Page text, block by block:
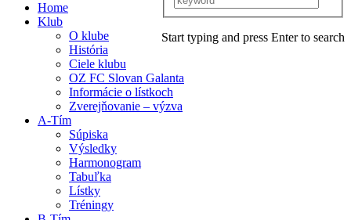
Start typing and press Enter to search
Home
Klub
O klube
História
Ciele klubu
OZ FC Slovan Galanta
Informácie o lístkoch
Zverejňovanie – výzva
A-Tím
Súpiska
Výsledky
Harmonogram
Tabuľka
Lístky
Tréningy